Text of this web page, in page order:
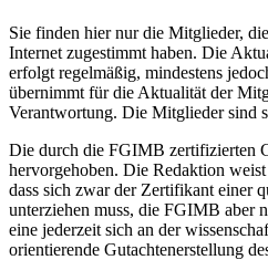
Sie finden hier nur die Mitglieder,
Internet zugestimmt haben. Die
erfolgt regelmäßig, mindestens
übernimmt für die Aktualität der
Verantwortung. Die Mitglieder sind
Die durch die FGIMB zertifizierten
hervorgehoben. Die Redaktion
dass sich zwar der Zertifikant einer
unterziehen muss, die FGIMB aber
eine jederzeit sich an der
orientierende Gutachtenerstellung